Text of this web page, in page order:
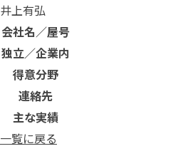
井上有弘
会社名／屋号
独立／企業内
得意分野
連絡先
主な実績
一覧に戻る